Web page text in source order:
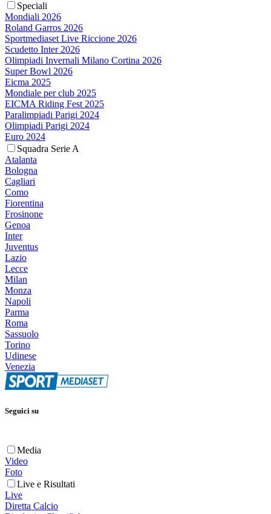
Speciali
Mondiali 2026
Roland Garros 2026
Sportmediaset Live Riccione 2026
Scudetto Inter 2026
Olimpiadi Invernali Milano Cortina 2026
Super Bowl 2026
Eicma 2025
Mondiale per club 2025
EICMA Riding Fest 2025
Paralimpiadi Parigi 2024
Olimpiadi Parigi 2024
Euro 2024
Squadra Serie A
Atalanta
Bologna
Cagliari
Como
Fiorentina
Frosinone
Genoa
Inter
Juventus
Lazio
Lecce
Milan
Monza
Napoli
Parma
Roma
Sassuolo
Torino
Udinese
Venezia
Seguici su
Media
Video
Foto
Live e Risultati
Live
Diretta Calcio